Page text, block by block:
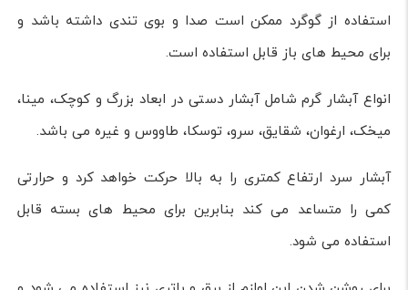
استفاده از گوگرد ممکن است صدا و بوی تندی داشته باشد و
برای محیط های باز قابل استفاده است.
انواع آبشار گرم شامل آبشار دستی در ابعاد بزرگ و کوچک، مینا،
میخک، ارغوان، شقایق، سرو، توسکا، طاووس و غیره می باشد.
آبشار سرد ارتفاع کمتری را به بالا حرکت خواهد کرد و حرارتی
کمی را متساعد می کند بنابرین برای محیط های بسته قابل
استفاده می شود.